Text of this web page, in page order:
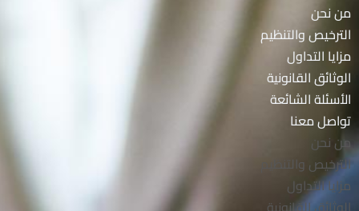
من نحن
الترخيص والتنظيم
مزايا التداول
الوثائق القانونية
الأسئلة الشائعة
تواصل معنا
من نحن
الترخيص والتنظيم
مزايا التداول